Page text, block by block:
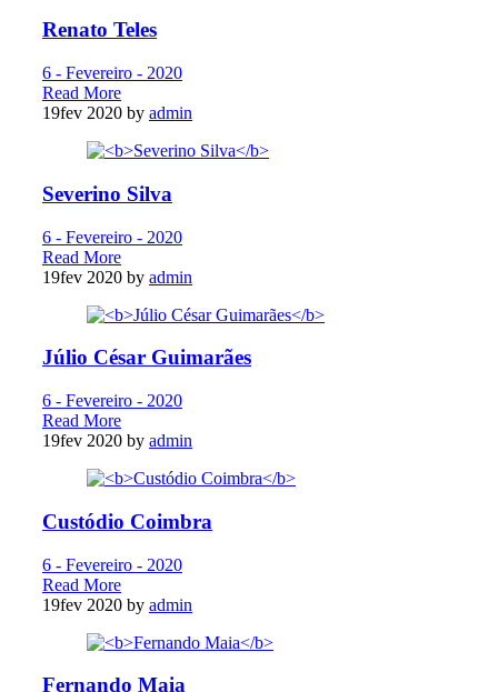
Renato Teles
6 - Fevereiro - 2020
Read More
19fev 2020 by admin
Severino Silva
6 - Fevereiro - 2020
Read More
19fev 2020 by admin
Júlio César Guimarães
6 - Fevereiro - 2020
Read More
19fev 2020 by admin
Custódio Coimbra
6 - Fevereiro - 2020
Read More
19fev 2020 by admin
Fernando Maia